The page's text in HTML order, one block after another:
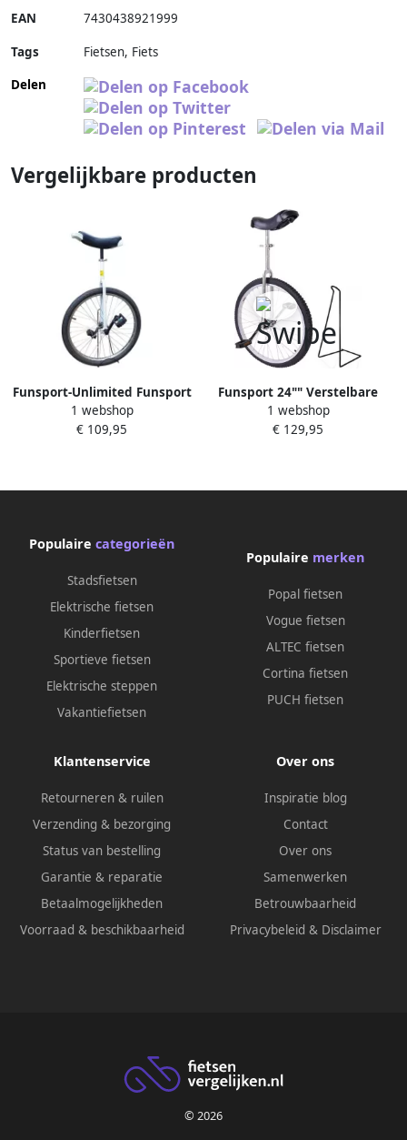
EAN 7430438921999
Tags
Fietsen, Fiets
Delen
Vergelijkbare producten
Funsport-Unlimited Funsport
Eenwieler 24 Wit
1 webshop
€ 109,95
Funsport 24"" Verstelbare
Eenwieler + Standaard
(chrome)
1 webshop
€ 129,95
Populaire categorieën
Stadsfietsen
Elektrische fietsen
Kinderfietsen
Sportieve fietsen
Elektrische steppen
Vakantiefietsen
Populaire merken
Popal fietsen
Vogue fietsen
ALTEC fietsen
Cortina fietsen
PUCH fietsen
Klantenservice
Retourneren & ruilen
Verzending & bezorging
Status van bestelling
Garantie & reparatie
Betaalmogelijkheden
Voorraad & beschikbaarheid
Over ons
Inspiratie blog
Contact
Over ons
Samenwerken
Betrouwbaarheid
Privacybeleid & Disclaimer
© 2026